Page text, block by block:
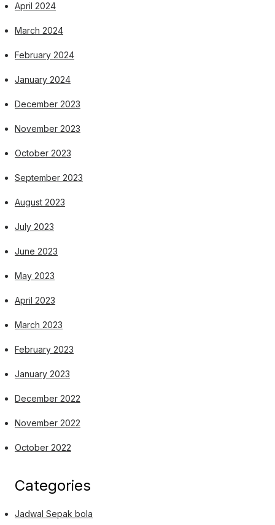
April 2024
March 2024
February 2024
January 2024
December 2023
November 2023
October 2023
September 2023
August 2023
July 2023
June 2023
May 2023
April 2023
March 2023
February 2023
January 2023
December 2022
November 2022
October 2022
Categories
Jadwal Sepak bola